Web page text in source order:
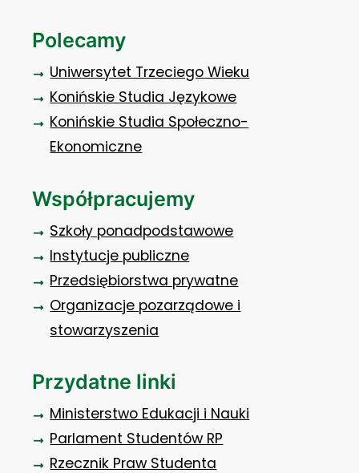
Polecamy
Uniwersytet Trzeciego Wieku
Konińskie Studia Językowe
Konińskie Studia Społeczno-
Ekonomiczne
Współpracujemy
Szkoły ponadpodstawowe
Instytucje publiczne
Przedsiębiorstwa prywatne
Organizacje pozarządowe i
stowarzyszenia
Przydatne linki
Ministerstwo Edukacji i Nauki
Parlament Studentów RP
Rzecznik Praw Studenta